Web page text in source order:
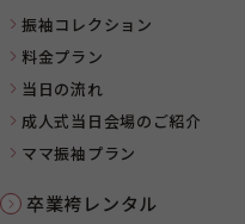
振袖コレクション
料金プラン
当日の流れ
成人式当日会場のご紹介
ママ振袖プラン
卒業袴レンタル